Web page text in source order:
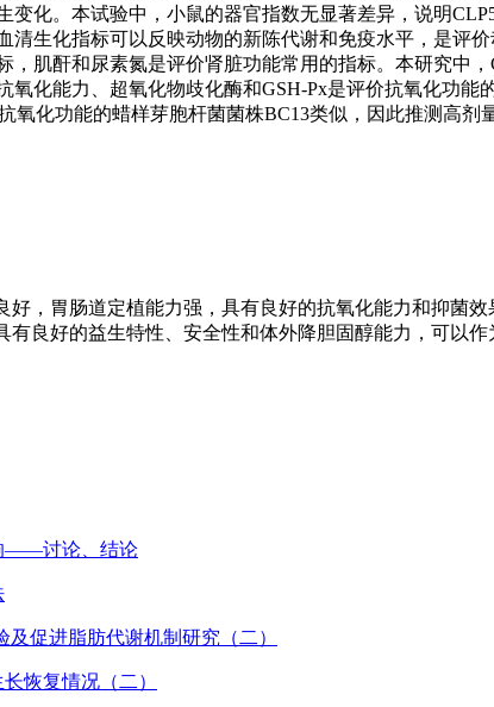
化。本试验中，小鼠的器官指数无显著差异，说明
生化指标可以反映动物的新陈代谢和免疫水平，是评
肌酐和尿素氮是评价肾脏功能常用的指标。本研究中
化能力、超氧化物歧化酶和GSH-Px是评价抗氧化功能
氧化功能的蜡样芽胞杆菌菌株BC13类似，因此推测高剂
，胃肠道定植能力强，具有良好的抗氧化能力和抑菌
良好的益生特性、安全性和体外降胆固醇能力，可以
——讨论、结论
促进脂肪代谢机制研究（二）
恢复情况（二）